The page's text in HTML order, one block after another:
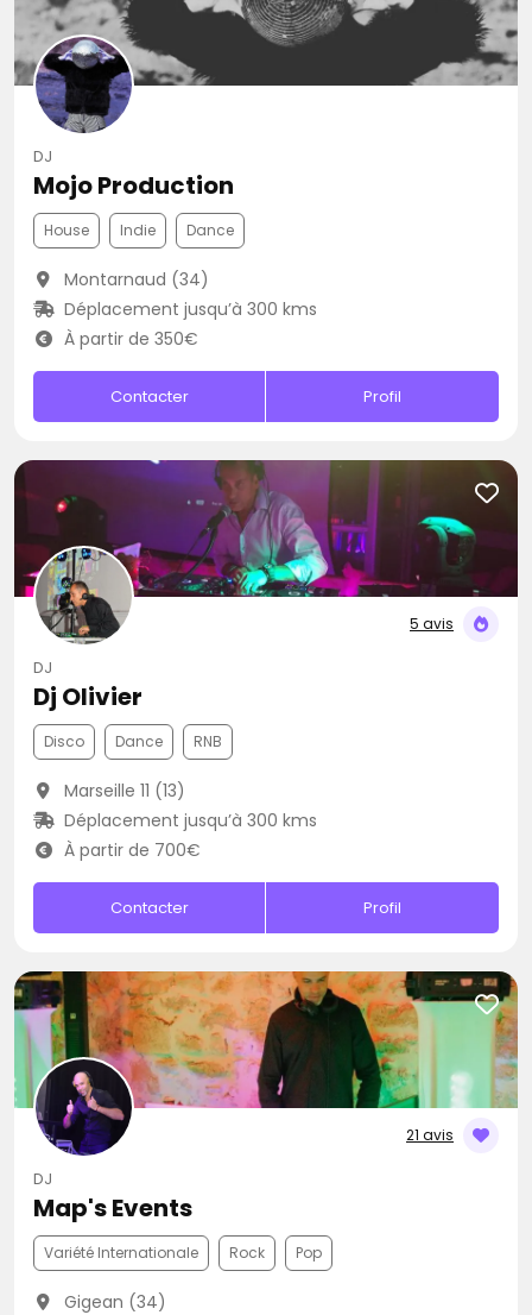
DJ
Mojo Production
House Indie Dance
Montarnaud (34)
Déplacement jusqu’à 300 kms
À partir de 350€
Contacter Profil
5 avis
DJ
Dj Olivier
Disco Dance RNB
Marseille 11 (13)
Déplacement jusqu’à 300 kms
À partir de 700€
Contacter Profil
21 avis
DJ
Map's Events
Variété Internationale Rock Pop
Gigean (34)